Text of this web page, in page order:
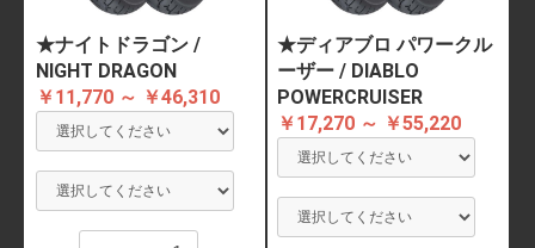
★ナイトドラゴン /
NIGHT DRAGON
￥11,770 ～ ￥46,310
★ディアブロ パワークル
ーザー / DIABLO
POWERCRUISER
￥17,270 ～ ￥55,220